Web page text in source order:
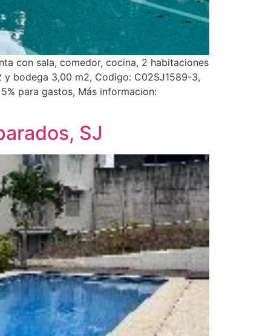
con sala, comedor, cocina, 2 habitaciones
bodega 3,00 m2, Codigo: C02SJ1589-3,
para gastos, Más informacion:
SJ